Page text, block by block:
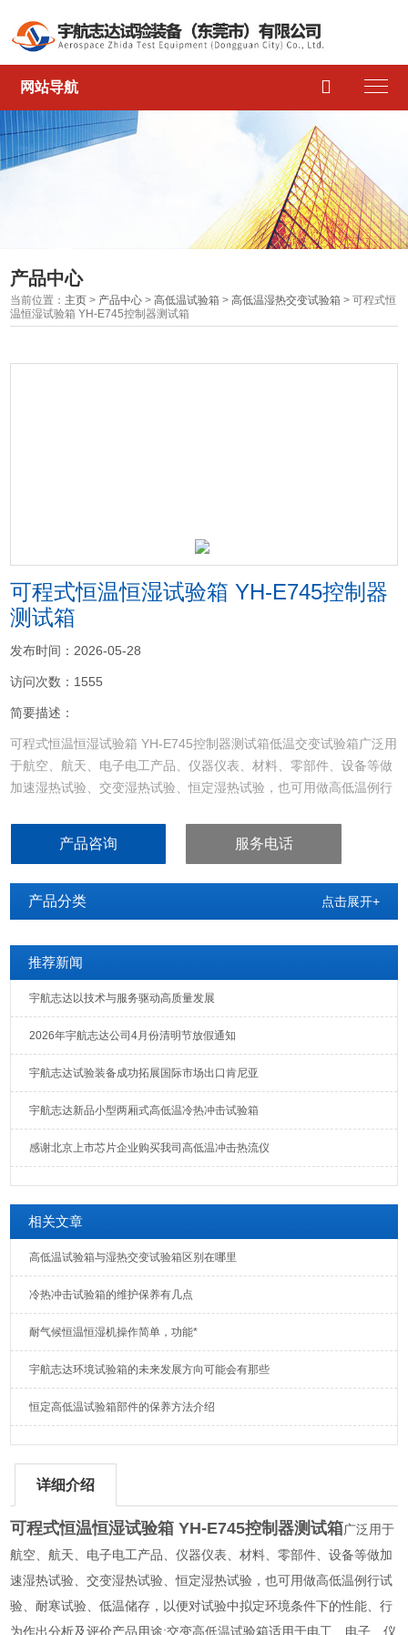
网站导航 
产品中心
当前位置： 主页 > 产品中心 >高低温试验箱 >高低温湿热交变试验箱 > 可程式恒
温恒湿试验箱 YH-E745控制器测试箱
可程式恒温恒湿试验箱 YH-E745控制器
测试箱
发布时间：2026-05-28
访问次数：1555
简要描述：
可程式恒温恒湿试验箱 YH-E745控制器测试箱低温交变试验箱广泛用
于航空、航天、电子电工产品、仪器仪表、材料、零部件、设备等做
加速湿热试验、交变湿热试验、恒定湿热试验，也可用做高低温例行
产品咨询 服务电话
产品分类 点击展开+
推荐新闻
宇航志达以技术与服务驱动高质量发展
2026年宇航志达公司4月份清明节放假通知
宇航志达试验装备成功拓展国际市场出口肯尼亚
宇航志达新品小型两厢式高低温冷热冲击试验箱
感谢北京上市芯片企业购买我司高低温冲击热流仪
相关文章
高低温试验箱与湿热交变试验箱区别在哪里
冷热冲击试验箱的维护保养有几点
耐气候恒温恒湿机操作简单，功能*
宇航志达环境试验箱的未来发展方向可能会有那些
恒定高低温试验箱部件的保养方法介绍
详细介绍
可程式恒温恒湿试验箱 YH-E745控制器测试箱广泛用于
航空、航天、电子电工产品、仪器仪表、材料、零部件、设备等做加
速湿热试验、交变湿热试验、恒定湿热试验，也可用做高低温例行试
验、耐寒试验、低温储存，以便对试验中拟定环境条件下的性能、行
为作出分析及评价产品用途:交变高低温试验箱适用于电工、电子、仪